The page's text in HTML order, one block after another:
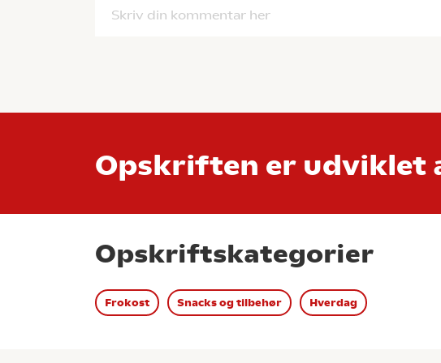
Skriv din kommentar her
Opskriften er udviklet
Opskriftskategorier
Frokost Snacks og tilbehør Hverdag